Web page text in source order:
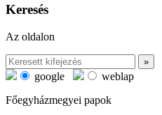
Keresés
Az oldalon
google
weblap
Főegyházmegyei papok